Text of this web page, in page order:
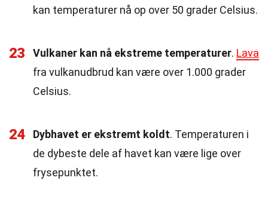
kan temperaturer nå op over 50 grader Celsius.
23 Vulkaner kan nå ekstreme temperaturer. Lava
fra vulkanudbrud kan være over 1.000 grader
Celsius.
24 Dybhavet er ekstremt koldt. Temperaturen i
de dybeste dele af havet kan være lige over
frysepunktet.